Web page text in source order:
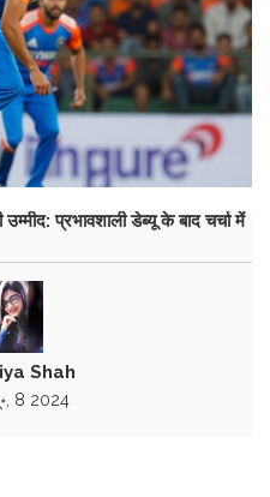
प्रभावशाली डेब्यू के बाद चर्चा में
Shah
8 2024